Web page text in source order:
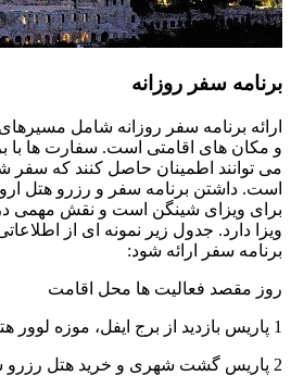
برنامه سفر روزانه
ارائه برنامه سفر روزانه شامل
و مکان های اقامتی است. سفارت ها با
می توانند اطمینان حاصل کنند که سفر
است. داشتن برنامه سفر و رزرو هتل
برای ویزای شینگن است و نقش مهمی
ویزا دارد. جدول زیر نمونه ای از
برنامه سفر ارائه شود:
روز مقصد فعالیت ها محل اقامت
1 پاریس بازدید از برج ایفل، موزه لوور هتل رزرو شده
2 پاریس گشت شهری و خرید هتل رزرو شده